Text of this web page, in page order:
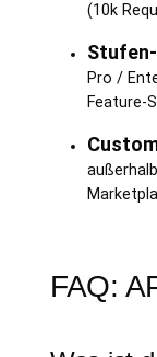
(10k
Pro /
Feature-
FAQ: